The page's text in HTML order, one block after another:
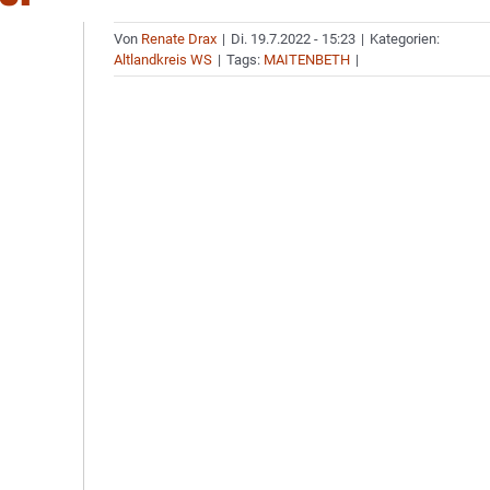
Von Renate Drax | Di. 19.7.2022 - 15:23 | Kategorien:
Altlandkreis WS | Tags: MAITENBETH |